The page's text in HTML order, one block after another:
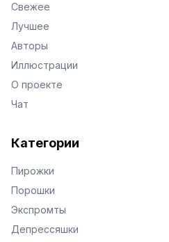
Свежее
Лучшее
Авторы
Иллюстрации
О проекте
Чат
Категории
Пирожки
Порошки
Экспромты
Депрессяшки